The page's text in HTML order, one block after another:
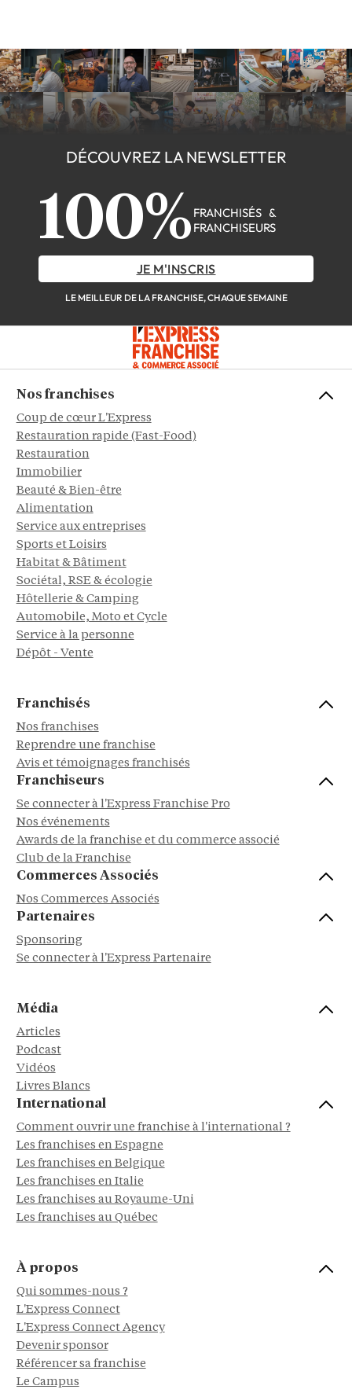
DÉCOUVREZ LA NEWSLETTER
100% FRANCHISÉS &
FRANCHISEURS
JE M'INSCRIS
LE MEILLEUR DE LA FRANCHISE, CHAQUE SEMAINE
Nos franchises
Coup de cœur L'Express
Restauration rapide (Fast-Food)
Restauration
Immobilier
Beauté & Bien-être
Alimentation
Service aux entreprises
Sports et Loisirs
Habitat & Bâtiment
Sociétal, RSE & écologie
Hôtellerie & Camping
Automobile, Moto et Cycle
Service à la personne
Dépôt - Vente
Franchisés
Nos franchises
Reprendre une franchise
Avis et témoignages franchisés
Franchiseurs
Se connecter à l'Express Franchise Pro
Nos événements
Awards de la franchise et du commerce associé
Club de la Franchise
Commerces Associés
Nos Commerces Associés
Partenaires
Sponsoring
Se connecter à l'Express Partenaire
Média
Articles
Podcast
Vidéos
Livres Blancs
International
Comment ouvrir une franchise à l'international ?
Les franchises en Espagne
Les franchises en Belgique
Les franchises en Italie
Les franchises au Royaume-Uni
Les franchises au Québec
À propos
Qui sommes-nous ?
L'Express Connect
L'Express Connect Agency
Devenir sponsor
Référencer sa franchise
Le Campus